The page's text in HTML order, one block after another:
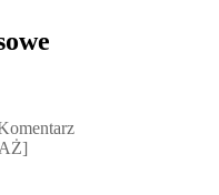
[PRZEDSPRZEDAŻ],